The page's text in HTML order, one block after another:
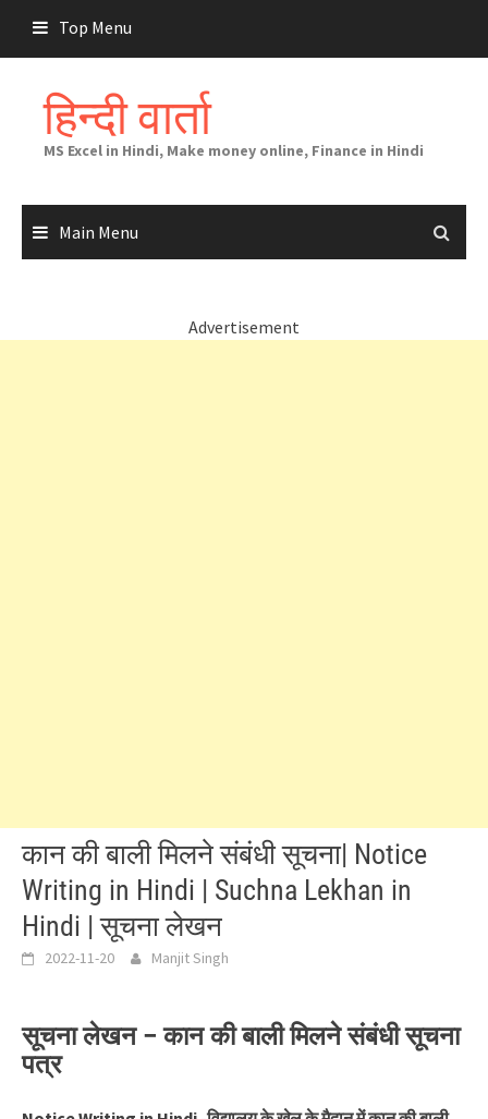
content
Top Menu
हिन्दी वार्ता
MS Excel in Hindi, Make money online, Finance in Hindi
Main Menu
Advertisement
कान की बाली मिलने संबंधी सूचना| Notice
Writing in Hindi | Suchna Lekhan in
Hindi | सूचना लेखन
2022-11-20 Manjit Singh
सूचना लेखन – कान की बाली मिलने संबंधी सूचना
पत्र